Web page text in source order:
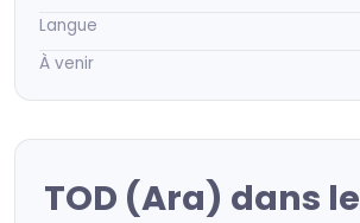
Langue
À venir
TOD (Ara) dans le